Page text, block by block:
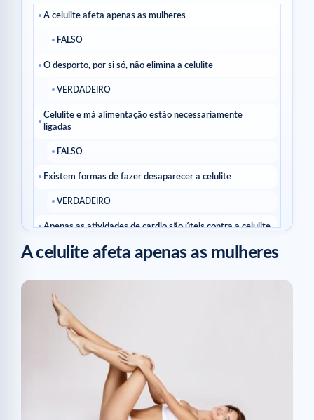
A celulite afeta apenas as mulheres
FALSO
O desporto, por si só, não elimina a celulite
VERDADEIRO
Celulite e má alimentação estão necessariamente
ligadas
FALSO
Existem formas de fazer desaparecer a celulite
VERDADEIRO
Apenas as atividades de cardio são úteis contra a celulite
FALSO
FALSO
Nem todas temos o mesmo tipo de celulite
VERDADEIRO
A celulite está ligada à circulação sanguínea
VERDADEIRO
A celulite afeta apenas as mulheres